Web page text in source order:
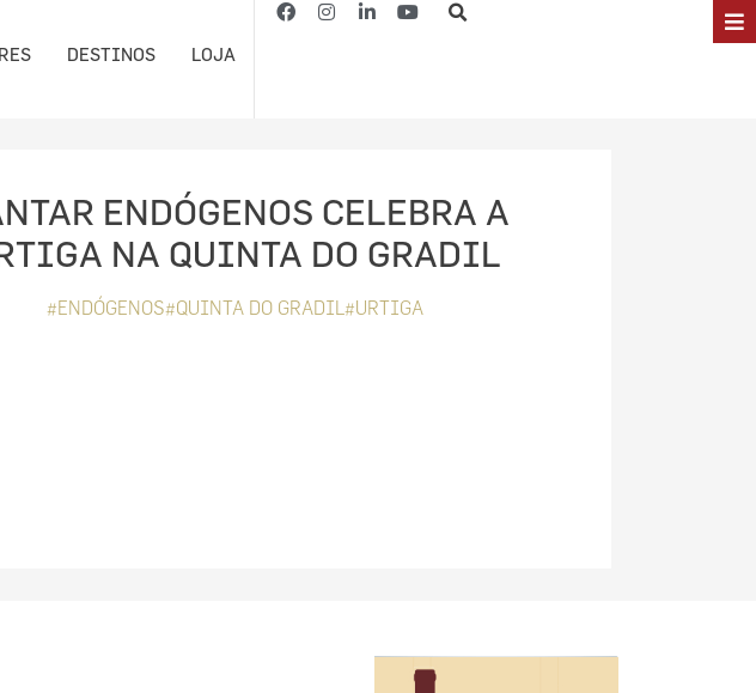
DESTINOS LOJA
ENDÓGENOS CELEBRA A
NA QUINTA DO GRADIL
#ENDÓGENOS#QUINTA DO GRADIL#URTIGA